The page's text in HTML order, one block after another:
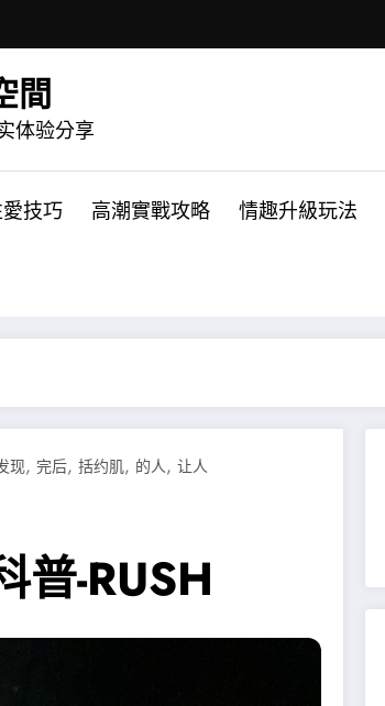
間
体验分享
技巧 高潮實戰攻略 情趣升級玩法
现, 完后, 括约肌, 的人, 让人
普-RUSH